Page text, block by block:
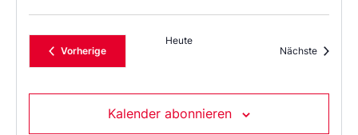
VorherigeVeranstaltungen
Heute
Nächste
Kalender abonnieren